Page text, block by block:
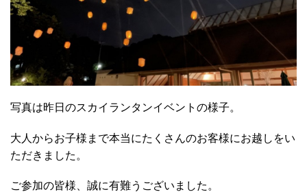
写真は昨日のスカイランタンイベントの様子。
大人からお子様まで本当にたくさんのお客様にお越しをい
ただきました。
ご参加の皆様、誠に有難うございました。